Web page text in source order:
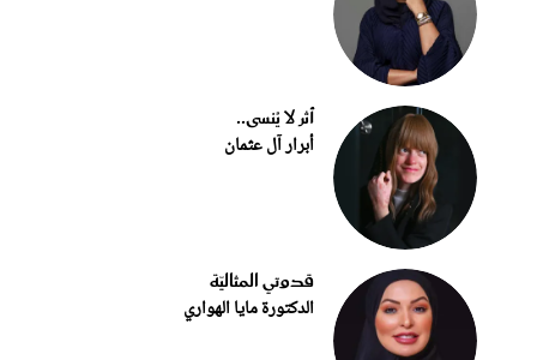
أثر لا يُنسى..
أبرار آل عثمان
قدوتي المثاليّة
الدكتورة مايا الهواري